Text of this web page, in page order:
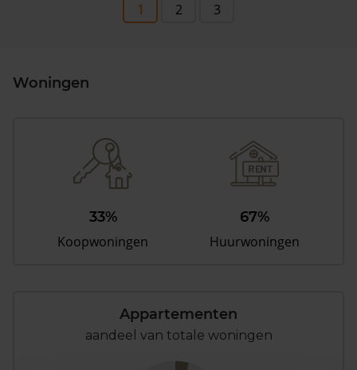
1 2 3
Woningen
33%
Koopwoningen
67%
Huurwoningen
Appartementen
aandeel van totale woningen